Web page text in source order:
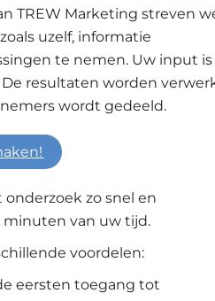
TREW Marketing streven
uzelf, informatie
te nemen. Uw input is
resultaten worden
wordt gedeeld.
zo snel en
minuten van uw tijd.
voordelen:
eersten toegang tot